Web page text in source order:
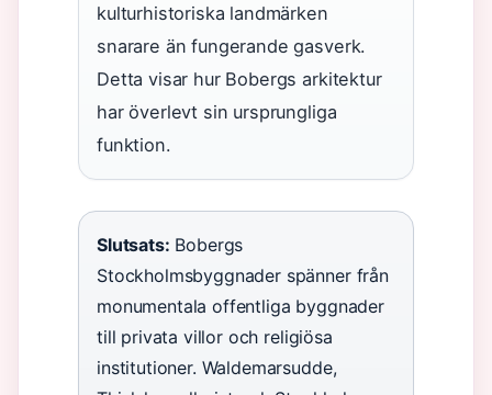
kulturhistoriska landmärken
snarare än fungerande gasverk.
Detta visar hur Bobergs arkitektur
har överlevt sin ursprungliga
funktion.
Slutsats: Bobergs
Stockholmsbyggnader spänner från
monumentala offentliga byggnader
till privata villor och religiösa
institutioner. Waldemarsudde,